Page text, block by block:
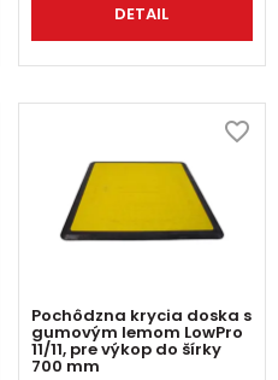
DETAIL
Pochôdzna krycia doska s
gumovým lemom LowPro
11/11, pre výkop do šírky
700 mm